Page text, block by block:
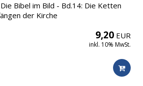
Bibel im Bild - Bd.14: Die Ketten
der Kirche
9,20 EUR
inkl. 10% MwSt.